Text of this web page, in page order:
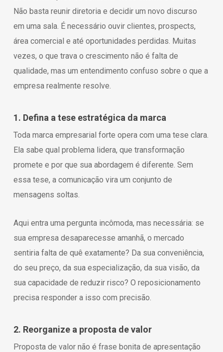
Não basta reunir diretoria e decidir um novo discurso
em uma sala. É necessário ouvir clientes, prospects,
área comercial e até oportunidades perdidas. Muitas
vezes, o que trava o crescimento não é falta de
qualidade, mas um entendimento confuso sobre o que a
empresa realmente resolve.
1. Defina a tese estratégica da marca
Toda marca empresarial forte opera com uma tese clara.
Ela sabe qual problema lidera, que transformação
promete e por que sua abordagem é diferente. Sem
essa tese, a comunicação vira um conjunto de
mensagens soltas.
Aqui entra uma pergunta incômoda, mas necessária: se
sua empresa desaparecesse amanhã, o mercado
sentiria falta de quê exatamente? Da sua conveniência,
do seu preço, da sua especialização, da sua visão, da
sua capacidade de reduzir risco? O reposicionamento
precisa responder a isso com precisão.
2. Reorganize a proposta de valor
Proposta de valor não é frase bonita de apresentação